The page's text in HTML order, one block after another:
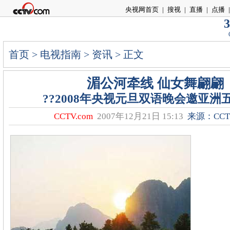
央视网首页 | 搜视 | 直播 | 点播 |
首页 > 电视指南 > 资讯 > 正文
湄公河牵线 仙女舞翩翩
??2008年央视元旦双语晚会邀亚洲
CCTV.com 2007年12月21日 15:13 来源：